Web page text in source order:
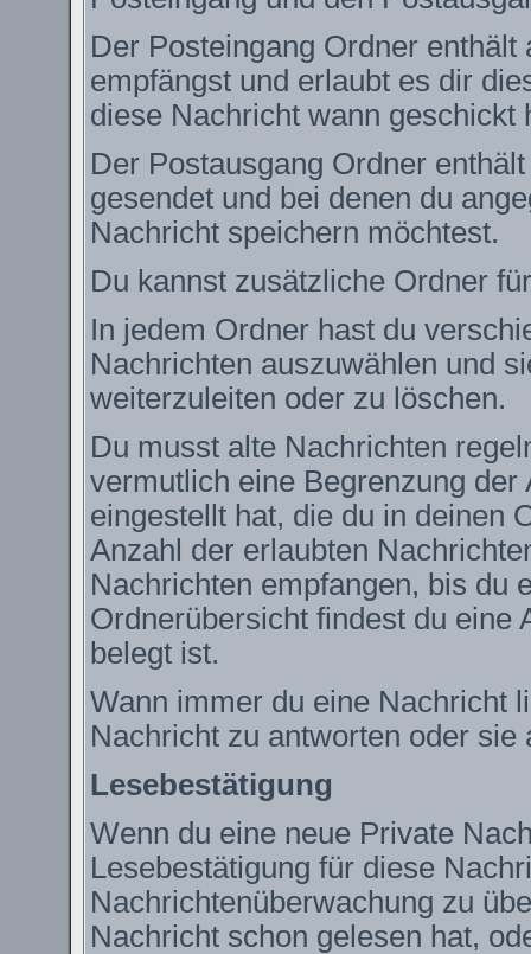
Der Posteingang Ordner
empfängst und erlaubt es dir
diese Nachricht wann geschickt
Der Postausgang Ordner
gesendet und bei denen du
Nachricht speichern möchtest.
Du kannst zusätzliche Ordner
In jedem Ordner hast du
Nachrichten auszuwählen und
weiterzuleiten oder zu löschen.
Du musst alte Nachrichten
vermutlich eine Begrenzung
eingestellt hat, die du in deinen
Anzahl der erlaubten
Nachrichten empfangen, bis du
Ordnerübersicht findest du eine
belegt ist.
Wann immer du eine Nachricht
Nachricht zu antworten oder
Lesebestätigung
Wenn du eine neue Private
Lesebestätigung für diese
Nachrichtenüberwachung zu
Nachricht schon gelesen hat,